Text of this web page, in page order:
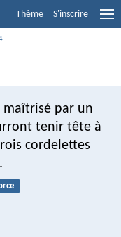
Thème S'inscrire
maîtrisé par un
tenir tête à
cordelettes